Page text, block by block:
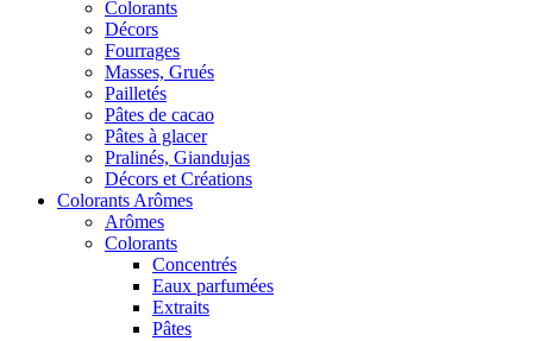
Colorants
Décors
Fourrages
Masses, Grués
Pailletés
Pâtes de cacao
Pâtes à glacer
Pralinés, Giandujas
Décors et Créations
Colorants Arômes
Arômes
Colorants
Concentrés
Eaux parfumées
Extraits
Pâtes